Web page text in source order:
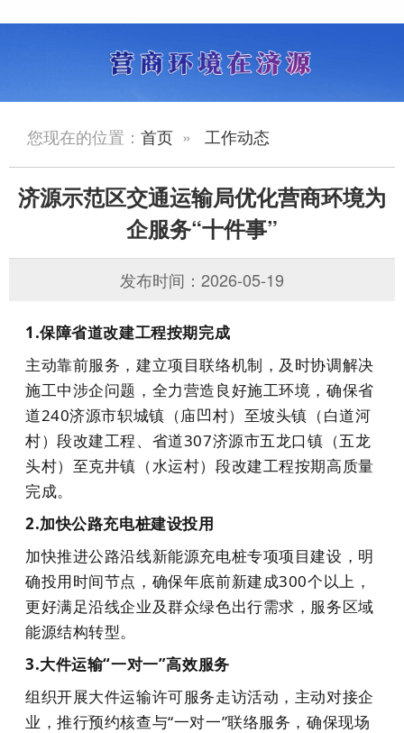
您现在的位置： 首页 » 工作动态
济源示范区交通运输局优化营商环境为
企服务“十件事”
发布时间：2026-05-19
1.保障省道改建工程按期完成
主动靠前服务，建立项目联络机制，及时协调解决
施工中涉企问题，全力营造良好施工环境，确保省
道240济源市轵城镇（庙凹村）至坡头镇（白道河
村）段改建工程、省道307济源市五龙口镇（五龙
头村）至克井镇（水运村）段改建工程按期高质量
完成。
2.加快公路充电桩建设投用
加快推进公路沿线新能源充电桩专项项目建设，明
确投用时间节点，确保年底前新建成300个以上，
更好满足沿线企业及群众绿色出行需求，服务区域
能源结构转型。
3.大件运输“一对一”高效服务
组织开展大件运输许可服务走访活动，主动对接企
业，推行预约核查与“一对一”联络服务，确保现场